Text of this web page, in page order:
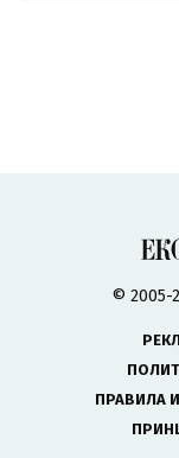
© 2005-
ПРАВИЛА